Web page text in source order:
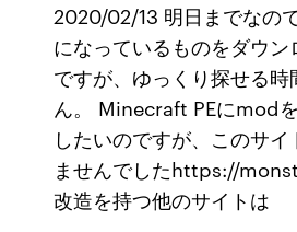
2020/02/13 明日までなの
になっているものをダウ
ですが、ゆっくり探せる
ん。 Minecraft PEにmod
したいのですが、このサイ
ませんでしたhttps://
改造を持つ他のサイトは